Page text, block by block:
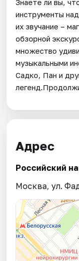
Знаете ли вы,
инструменты
их звучание –
обзорной
множество
музыкальными
Садко, Пан и
Адрес
Российский
Москва, ул.